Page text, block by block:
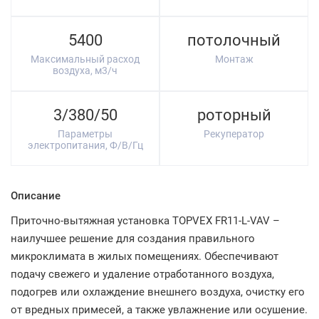
5400
Максимальный расход
воздуха, м3/ч
потолочный
Монтаж
3/380/50
Параметры
электропитания, Ф/В/Гц
роторный
Рекуператор
Описание
Приточно-вытяжная установка TOPVEX FR11-L-VAV –
наилучшее решение для создания правильного
микроклимата в жилых помещениях. Обеспечивают
подачу свежего и удаление отработанного воздуха,
подогрев или охлаждение внешнего воздуха, очистку его
от вредных примесей, а также увлажнение или осушение.